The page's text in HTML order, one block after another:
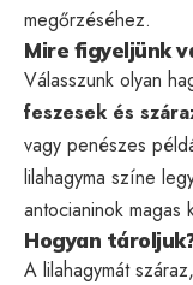
megőrzéséhez.
Mire figyeljünk
Válasszunk olyan
feszesek és
vagy penészes
lilahagyma színe
antocianinok magas
Hogyan
A lilahagymát